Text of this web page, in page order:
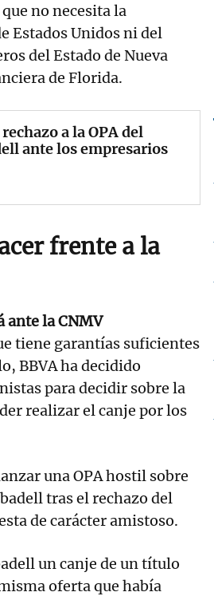
no necesita la
Estados Unidos ni del
del Estado de Nueva
de Florida.
a la OPA del
ante los empresarios
frente a la
ante la CNMV
tiene garantías suficientes
BBVA ha decidido
para decidir sobre la
realizar el canje por los
una OPA hostil sobre
tras el rechazo del
de carácter amistoso.
un canje de un título
oferta que había